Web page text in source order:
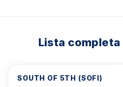
Lista
SOUTH OF 5TH (SOFI)